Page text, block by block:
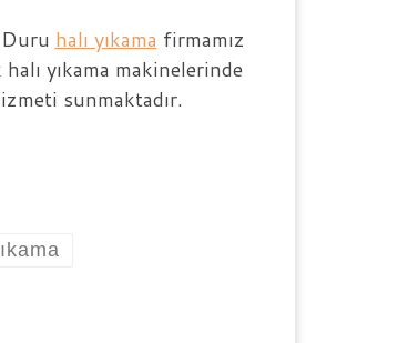
halı yıkama firmamız
yıkama makinelerinde
sunmaktadır.